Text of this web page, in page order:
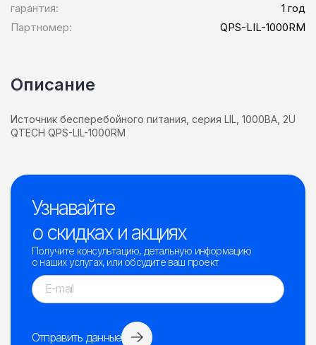
гарантия:
1 год
Партномер:
QPS-LIL-1000RM
Описание
Источник бесперебойного питания, серия LIL, 1000ВА, 2U
QTECH QPS-LIL-1000RM
Узнавайте
о скидках и акциях
Получите консультацию, детальную информацию
о наших услугах, или обсудите ваш проект
Отправить данные